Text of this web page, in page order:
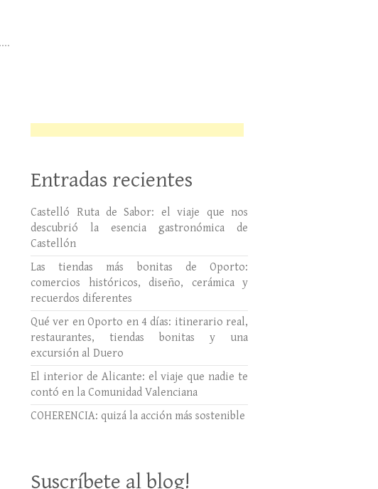
Entradas recientes
Castelló Ruta de Sabor: el viaje que nos
descubrió la esencia gastronómica de
Castellón
Las tiendas más bonitas de Oporto:
comercios históricos, diseño, cerámica y
recuerdos diferentes
Qué ver en Oporto en 4 días: itinerario real,
restaurantes, tiendas bonitas y una
excursión al Duero
El interior de Alicante: el viaje que nadie te
contó en la Comunidad Valenciana
COHERENCIA: quizá la acción más sostenible
Suscríbete al blog!